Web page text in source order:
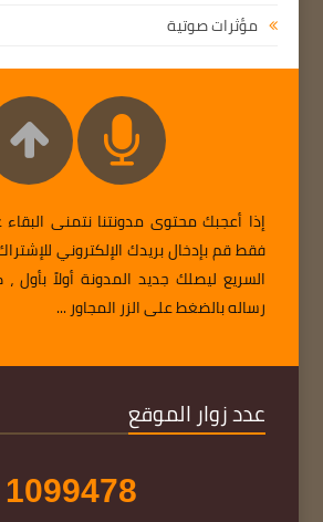
مؤثرات صوتية
إذا أعجبك محتوى مدونتنا نتمنى
فقط قم بإدخال بريدك الإلكتروني
السريع ليصلك جديد المدونة أولاً بأول
رساله بالضغط على الزر المجاور ...
عدد زوار الموقع
1099478